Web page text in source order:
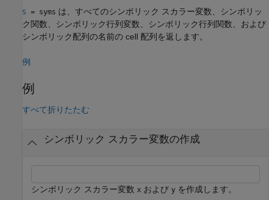
S = syms は、すべてのシンボリック スカラー変数、シンボリッ
ク関数、シンボリック行列変数、シンボリック行列関数、および
シンボリック配列の名前の cell 配列を返します。
例
例
すべて折りたたむ
シンボリック スカラー変数の作成
シンボリック スカラー変数 x および y を作成します。